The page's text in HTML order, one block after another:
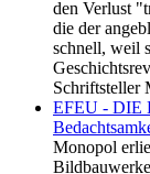
den Verlust
die der
schnell, weil
EFEU - DIE
Monopol